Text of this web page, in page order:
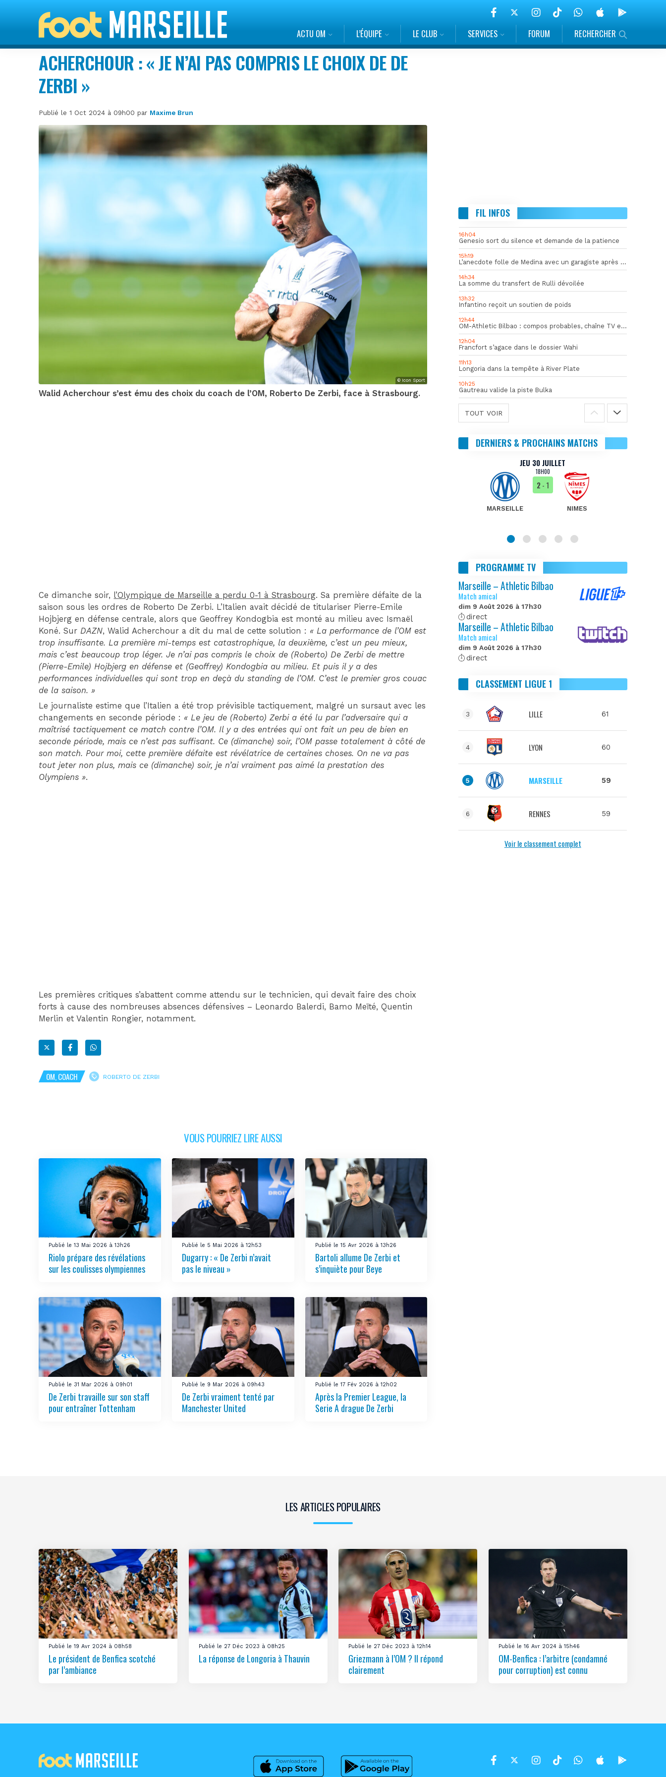
ACTU OM L’ÉQUIPE LE CLUB SERVICES FORUM RECHERCHER
ACHERCHOUR : « JE N’AI PAS COMPRIS LE CHOIX DE DE
ZERBI »
Publié le 1 Oct 2024 à 09h00 par Maxime Brun
© Icon Sport
Walid Acherchour s’est ému des choix du coach de l’OM, Roberto De Zerbi, face à Strasbourg.
Ce dimanche soir, l’Olympique de Marseille a perdu 0-1 à Strasbourg. Sa première défaite de la
saison sous les ordres de Roberto De Zerbi. L’Italien avait décidé de titulariser Pierre-Emile
Hojbjerg en défense centrale, alors que Geoffrey Kondogbia est monté au milieu avec Ismaël
Koné. Sur DAZN, Walid Acherchour a dit du mal de cette solution : « La performance de l’OM est
trop insuffisante. La première mi-temps est catastrophique, la deuxième, c’est un peu mieux,
mais c’est beaucoup trop léger. Je n’ai pas compris le choix de (Roberto) De Zerbi de mettre
(Pierre-Emile) Hojbjerg en défense et (Geoffrey) Kondogbia au milieu. Et puis il y a des
performances individuelles qui sont trop en deçà du standing de l’OM. C’est le premier gros couac
de la saison. »
Le journaliste estime que l’Italien a été trop prévisible tactiquement, malgré un sursaut avec les
changements en seconde période : « Le jeu de (Roberto) Zerbi a été lu par l’adversaire qui a
maîtrisé tactiquement ce match contre l’OM. Il y a des entrées qui ont fait un peu de bien en
seconde période, mais ce n’est pas suffisant. Ce (dimanche) soir, l’OM passe totalement à côté de
son match. Pour moi, cette première défaite est révélatrice de certaines choses. On ne va pas
tout jeter non plus, mais ce (dimanche) soir, je n’ai vraiment pas aimé la prestation des
Olympiens ».
Les premières critiques s’abattent comme attendu sur le technicien, qui devait faire des choix
forts à cause des nombreuses absences défensives – Leonardo Balerdi, Bamo Meïté, Quentin
Merlin et Valentin Rongier, notamment.
OM, COACH ROBERTO DE ZERBI
VOUS POURRIEZ LIRE AUSSI
Publié le 13 Mai 2026 à 13h26
Riolo prépare des révélations
sur les coulisses olympiennes
Publié le 5 Mai 2026 à 12h53
Dugarry : « De Zerbi n’avait
pas le niveau »
Publié le 15 Avr 2026 à 13h26
Bartoli allume De Zerbi et
s’inquiète pour Beye
Publié le 31 Mar 2026 à 09h01
De Zerbi travaille sur son staff
pour entraîner Tottenham
Publié le 9 Mar 2026 à 09h43
De Zerbi vraiment tenté par
Manchester United
Publié le 17 Fév 2026 à 12h02
Après la Premier League, la
Serie A drague De Zerbi
FIL INFOS
16h04
Genesio sort du silence et demande de la patience
15h19
L’anecdote folle de Medina avec un garagiste après le Mondial
14h34
La somme du transfert de Rulli dévoilée
13h32
Infantino reçoit un soutien de poids
12h44
OM-Athletic Bilbao : compos probables, chaîne TV et heure du match
12h04
Francfort s’agace dans le dossier Wahi
11h13
Longoria dans la tempête à River Plate
10h25
Gautreau valide la piste Bulka
TOUT VOIR
DERNIERS & PROCHAINS MATCHS
JEU 30 JUILLET
18H00
MARSEILLE
2- 1
NIMES
PROGRAMME TV
Marseille – Athletic Bilbao
Match amical
dim 9 Août 2026 à 17h30
direct
Marseille – Athletic Bilbao
Match amical
dim 9 Août 2026 à 17h30
direct
CLASSEMENT LIGUE 1
3 LILLE 61
4 LYON 60
5 MARSEILLE 59
6 RENNES 59
Voir le classement complet
LES ARTICLES POPULAIRES
Publié le 19 Avr 2024 à 08h58
Le président de Benfica scotché
par l’ambiance
Publié le 27 Déc 2023 à 08h25
La réponse de Longoria à Thauvin
Publié le 27 Déc 2023 à 12h14
Griezmann à l’OM ? Il répond
clairement
Publié le 16 Avr 2024 à 15h46
OM-Benfica : l’arbitre (condamné
pour corruption) est connu